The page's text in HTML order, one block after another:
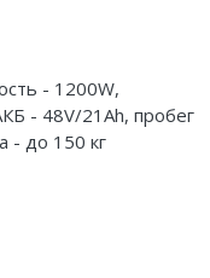
- 1200W,
- 48V/21Ah, пробег
- до 150 кг